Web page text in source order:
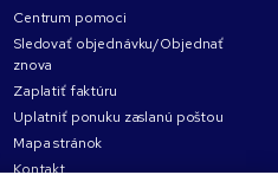
Centrum pomoci
Sledovať objednávku/Objednať
znova
Zaplatiť faktúru
Uplatniť ponuku zaslanú poštou
Mapa stránok
Kontakt